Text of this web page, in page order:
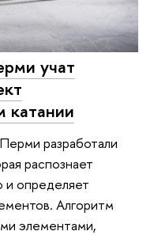
учат
катании
разработали
распознает
и определяет
Алгоритм
элементами,